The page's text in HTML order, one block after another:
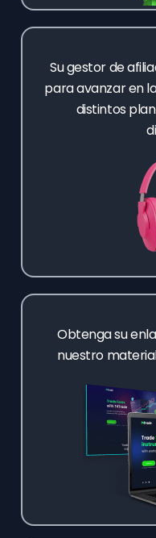
Su gestor de
para avanzar en
distintos
Obtenga su
nuestro